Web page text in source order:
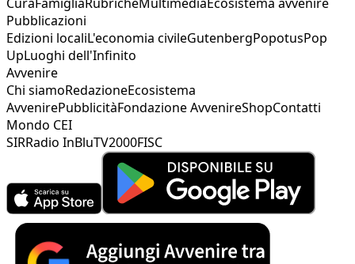
Pubblicazioni
Edizioni localiL'economia civileGutenbergPopotusPop
UpLuoghi dell'Infinito
Avvenire
Chi siamoRedazioneEcosistema
AvvenirePubblicitàFondazione AvvenireShopContatti
Mondo CEI
SIRRadio InBluTV2000FISC